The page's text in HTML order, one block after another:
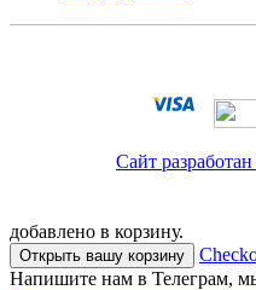
Сайт
добавлено в корзину.
Открыть вашу корзину
Напишите нам в Телеграм,